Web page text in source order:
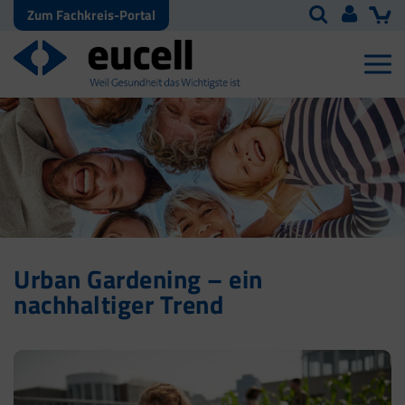
Zum Fachkreis-Portal
Urban Gardening – ein
nachhaltiger Trend